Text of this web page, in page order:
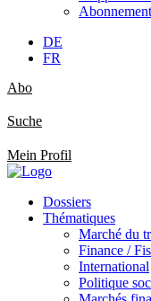
Abonnement
DE
FR
Abo
Suche
Mein Profil
Dossiers
Thématiques
Marché du
Finance /
International
Politique